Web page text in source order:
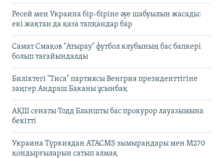
Ресей мен Украина бір-біріне әуе шабуылын жасады:
екі жақтан да қаза тапқандар бар
Самат Смақов "Атырау" футбол клубының бас бапкері
болып тағайындалды
Биліктегі "Тиса" партиясы Венгрия президенттігіне
заңгер Андраш Баканы ұсынбақ
АҚШ сенаты Тодд Бланшты бас прокурор лауазымына
бекітті
Украина Түркиядан ATACMS зымырандары мен M270
қондырғыларын сатып алмақ